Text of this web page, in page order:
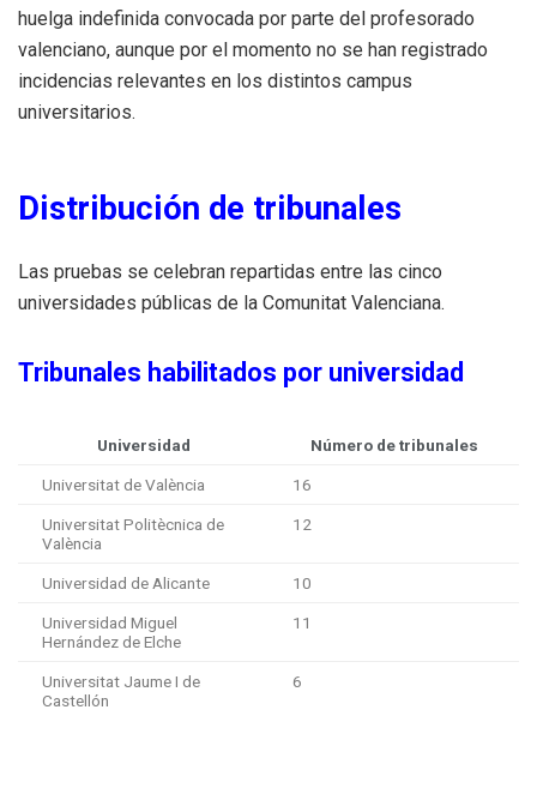
huelga indefinida convocada por parte del profesorado
valenciano, aunque por el momento no se han registrado
incidencias relevantes en los distintos campus
universitarios.
Distribución de tribunales
Las pruebas se celebran repartidas entre las cinco
universidades públicas de la Comunitat Valenciana.
Tribunales habilitados por universidad
Universidad Número de tribunales
Universitat de València 16
Universitat Politècnica de
València
12
Universidad de Alicante 10
Universidad Miguel
Hernández de Elche
11
Universitat Jaume I de
Castellón
6